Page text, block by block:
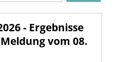
- Ergebnisse
Meldung vom 08.